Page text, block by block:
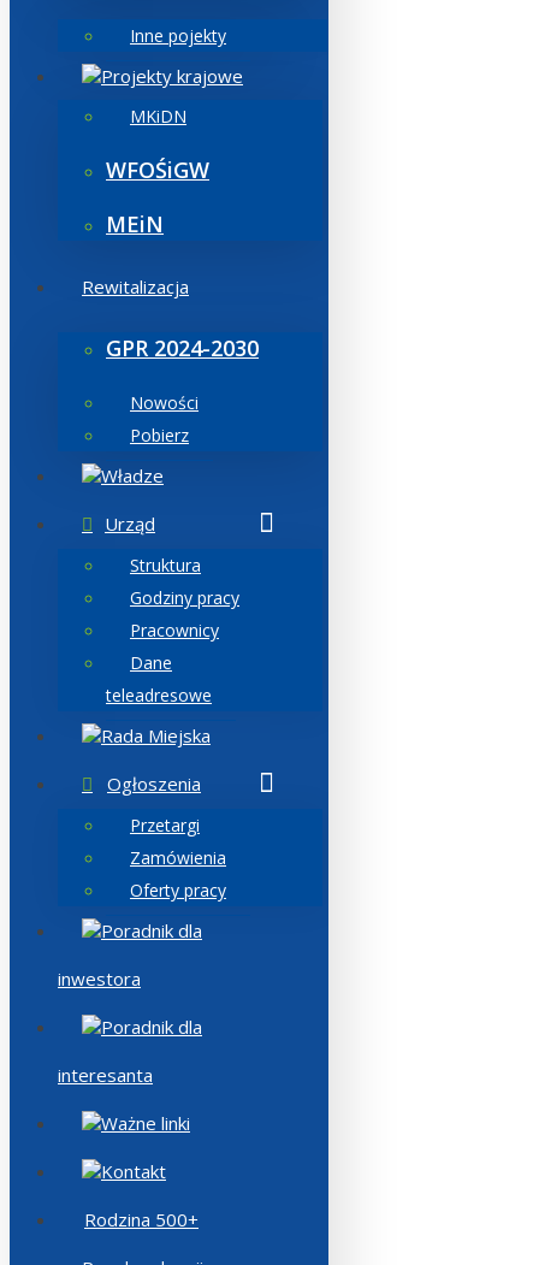
Inne pojekty
Projekty krajowe
MKiDN
WFOŚiGW
MEiN
Rewitalizacja
GPR 2024-2030
Nowości
Pobierz
Władze
Urząd
Struktura
Godziny pracy
Pracownicy
Dane
teleadresowe
Rada Miejska
Ogłoszenia
Przetargi
Zamówienia
Oferty pracy
Poradnik dla
inwestora
Poradnik dla
interesanta
Ważne linki
Kontakt
Rodzina 500+